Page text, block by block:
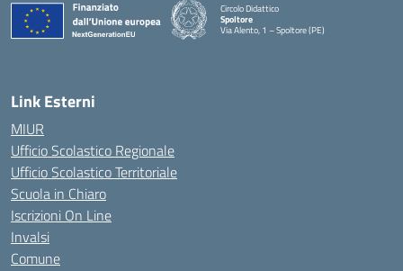
Circolo Didattico
Spoltore
Via Alento, 1 – Spoltore (PE)
Link Esterni
MIUR
Ufficio Scolastico Regionale
Ufficio Scolastico Territoriale
Scuola in Chiaro
Iscrizioni On Line
Invalsi
Comune